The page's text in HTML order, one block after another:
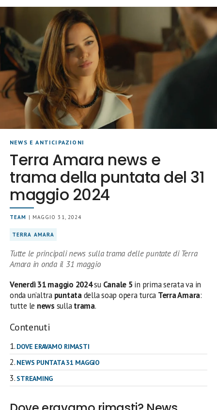
NEWS E ANTICIPAZIONI
Terra Amara news e
trama della puntata del 31
maggio 2024
TEAM | MAGGIO 31, 2024
TERRA AMARA
Tutte le principali news sulla trama delle puntate di Terra
Amara in onda il 31 maggio
Venerdì 31 maggio 2024su Canale 5 in prima seratava in
onda un’altra puntatadella soap opera turca Terra Amara:
tutte le news sullatrama.
Contenuti
DOVE ERAVAMO RIMASTI
NEWS PUNTATA 31 MAGGIO
STREAMING